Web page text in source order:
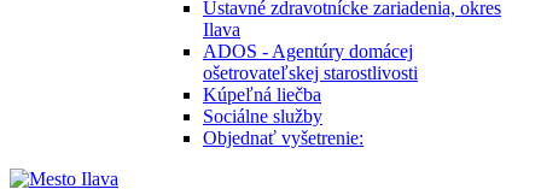
Ústavné zdravotnícke zariadenia, okres
Ilava
ADOS - Agentúry domácej
ošetrovateľskej starostlivosti
Kúpeľná liečba
Sociálne služby
Objednať vyšetrenie: